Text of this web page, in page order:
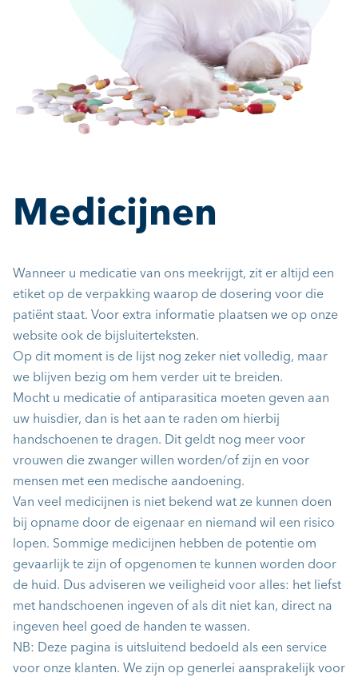
Medicijnen
Wanneer u medicatie van ons meekrijgt, zit er altijd een
etiket op de verpakking waarop de dosering voor die
patiënt staat. Voor extra informatie plaatsen we op onze
website ook de bijsluiterteksten.
Op dit moment is de lijst nog zeker niet volledig, maar
we blijven bezig om hem verder uit te breiden.
Mocht u medicatie of antiparasitica moeten geven aan
uw huisdier, dan is het aan te raden om hierbij
handschoenen te dragen. Dit geldt nog meer voor
vrouwen die zwanger willen worden/of zijn en voor
mensen met een medische aandoening.
Van veel medicijnen is niet bekend wat ze kunnen doen
bij opname door de eigenaar en niemand wil een risico
lopen. Sommige medicijnen hebben de potentie om
gevaarlijk te zijn of opgenomen te kunnen worden door
de huid. Dus adviseren we veiligheid voor alles: het liefst
met handschoenen ingeven of als dit niet kan, direct na
ingeven heel goed de handen te wassen.
NB: Deze pagina is uitsluitend bedoeld als een service
voor onze klanten. We zijn op generlei aansprakelijk voor